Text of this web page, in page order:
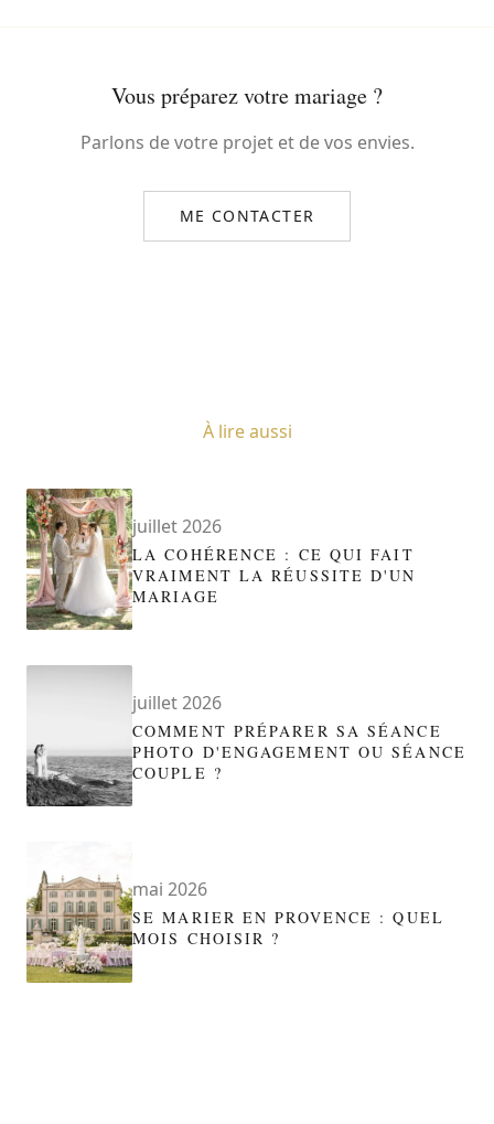
Vous préparez votre mariage ?
Parlons de votre projet et de vos envies.
ME CONTACTER
À lire aussi
juillet 2026
LA COHÉRENCE : CE QUI FAIT
VRAIMENT LA RÉUSSITE D'UN
MARIAGE
juillet 2026
COMMENT PRÉPARER SA SÉANCE
PHOTO D'ENGAGEMENT OU SÉANCE
COUPLE ?
mai 2026
SE MARIER EN PROVENCE : QUEL
MOIS CHOISIR ?